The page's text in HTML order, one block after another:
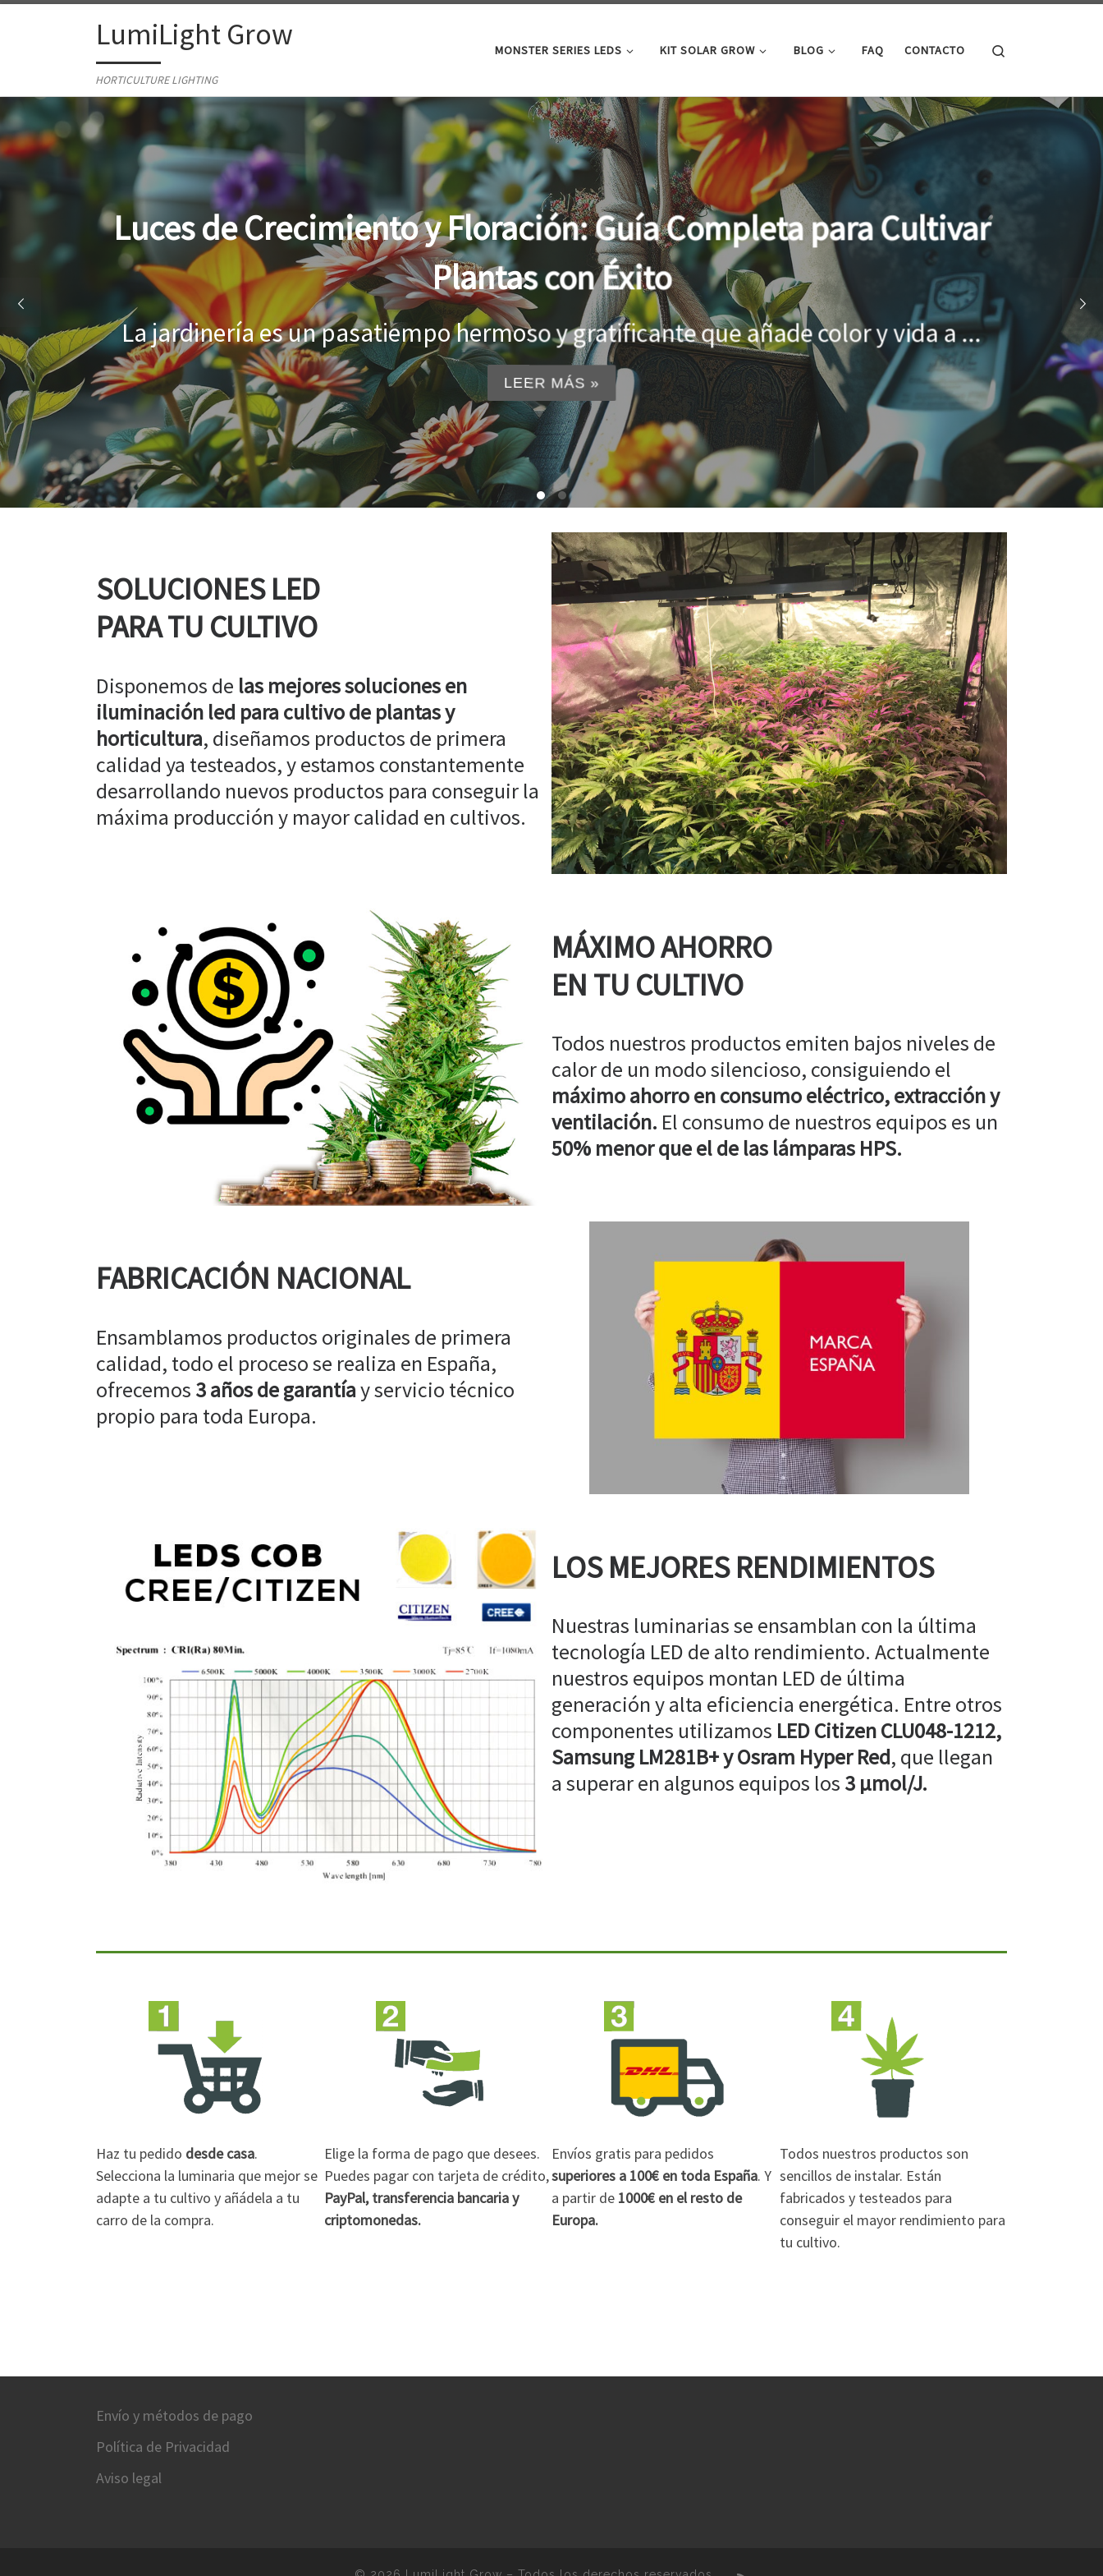
Skip to contentLumiLight Grow
HORTICULTURE LIGHTING
MONSTER SERIES LEDS KIT SOLAR GROW BLOG FAQ CONTACTO
Lámparas para indoor: la clave para un crecimiento óptimo de
tus plantas
Al cultivar plantas en el interior, es importante proporcionar el entorno adecuado
...
LEER MÁS »
SOLUCIONES LED
PARA TU CULTIVO
Disponemos de las mejores soluciones en
iluminación led para cultivo de plantas y
horticultura, diseñamos productos de primera
calidad ya testeados, y estamos constantemente
desarrollando nuevos productos para conseguir la
máxima producción y mayor calidad en cultivos.
MÁXIMO AHORRO
EN TU CULTIVO
Todos nuestros productos emiten bajos niveles de
calor de un modo silencioso, consiguiendo el
máximo ahorro en consumo eléctrico, extracción y
ventilación. El consumo de nuestros equipos es un
50% menor que el de las lámparas HPS.
FABRICACIÓN NACIONAL
Ensamblamos productos originales de primera
calidad, todo el proceso se realiza en España,
ofrecemos 3 años de garantíay servicio técnico
propio para toda Europa.
LOS MEJORES RENDIMIENTOS
Nuestras luminarias se ensamblan con la última
tecnología LED de alto rendimiento. Actualmente
nuestros equipos montan LED de última
generación y alta eficiencia energética. Entre otros
componentes utilizamos LED Citizen CLU048-1212,
Samsung LM281B+ y Osram Hyper Red, que llegan
a superar en algunos equipos los 3 µmol/J.
Haz tu pedido desde casa.
Selecciona la luminaria que mejor se
adapte a tu cultivo y añádela a tu
carro de la compra.
Elige la forma de pago que desees.
Puedes pagar con tarjeta de crédito,
PayPal, transferencia bancaria y
criptomonedas.
Envíos gratis para pedidos
superiores a 100€ en toda España. Y
a partir de 1000€ en el resto de
Europa.
Todos nuestros productos son
sencillos de instalar. Están
fabricados y testeados para
conseguir el mayor rendimiento para
tu cultivo.
Envío y métodos de pago
Política de Privacidad
Aviso legal